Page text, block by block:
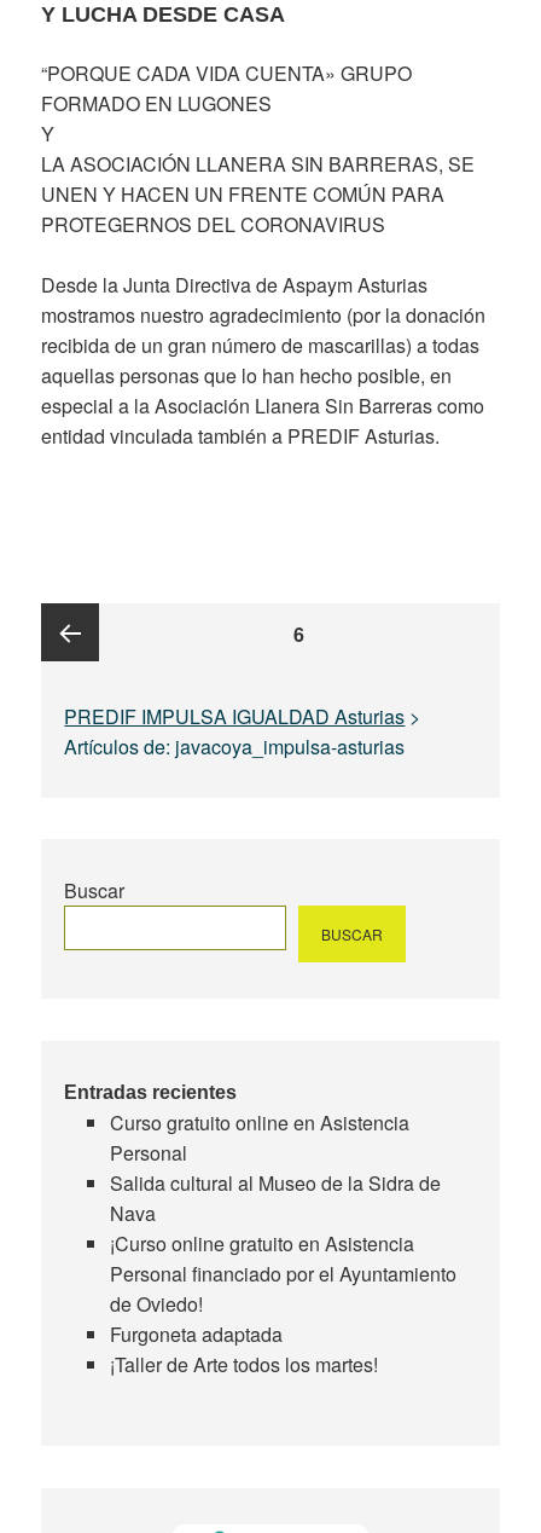
Y LUCHA DESDE CASA
“PORQUE CADA VIDA CUENTA» GRUPO
FORMADO EN LUGONES
Y
LA ASOCIACIÓN LLANERA SIN BARRERAS, SE
UNEN Y HACEN UN FRENTE COMÚN PARA
PROTEGERNOS DEL CORONAVIRUS
Desde la Junta Directiva de Aspaym Asturias
mostramos nuestro agradecimiento (por la donación
recibida de un gran número de mascarillas) a todas
aquellas personas que lo han hecho posible, en
especial a la Asociación Llanera Sin Barreras como
entidad vinculada también a PREDIF Asturias.
page
PAGE6
PREDIF IMPULSA IGUALDAD Asturias >
Artículos de: javacoya_impulsa-asturias
Buscar
BUSCAR
Entradas recientes
Curso gratuito online en Asistencia
Personal
Salida cultural al Museo de la Sidra de
Nava
¡Curso online gratuito en Asistencia
Personal financiado por el Ayuntamiento
de Oviedo!
Furgoneta adaptada
¡Taller de Arte todos los martes!